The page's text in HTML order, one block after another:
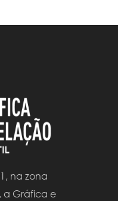
na zona
a Gráfica e